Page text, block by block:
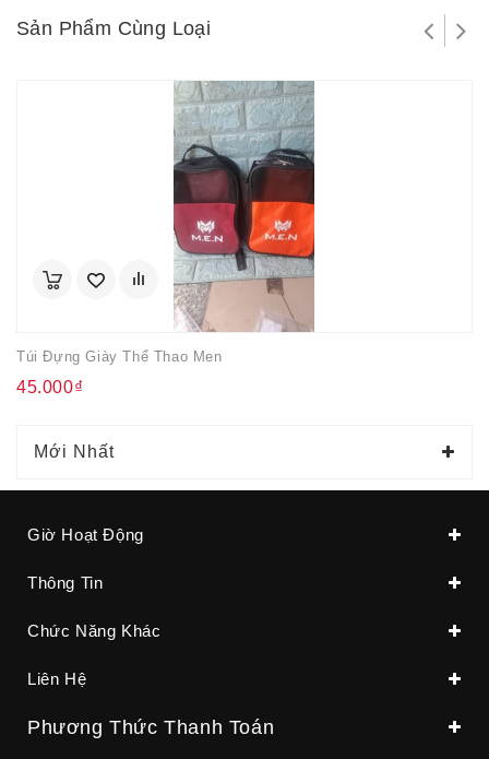
Sản Phẩm Cùng Loại
Túi Đựng Giày Thể Thao Men
45.000₫
Mới Nhất
Giờ Hoạt Động
Thông Tin
Chức Năng Khác
Liên Hệ
Phương Thức Thanh Toán